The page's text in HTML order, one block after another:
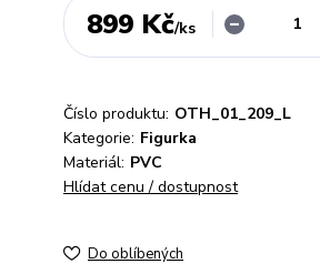
899 Kč/ks
Číslo produktu: OTH_01_209_L
Kategorie: Figurka
Materiál: PVC
Hlídat cenu / dostupnost
Do oblíbených